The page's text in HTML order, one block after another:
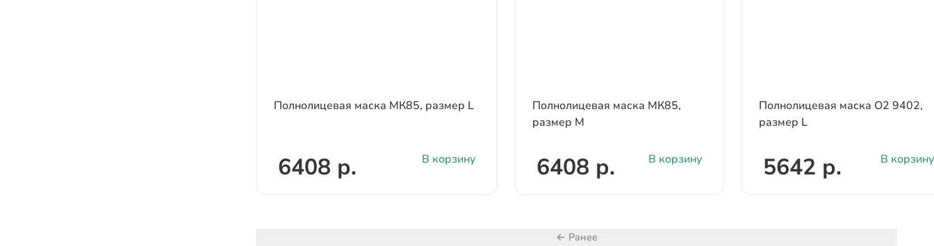
Полнолицевая маска МК85, размер L
6408 р. В корзину
Полнолицевая маска МК85,
размер M
6408 р. В корзину
Полнолицевая маска О2 9402,
размер L
5642 р. В корзину
← Ранее